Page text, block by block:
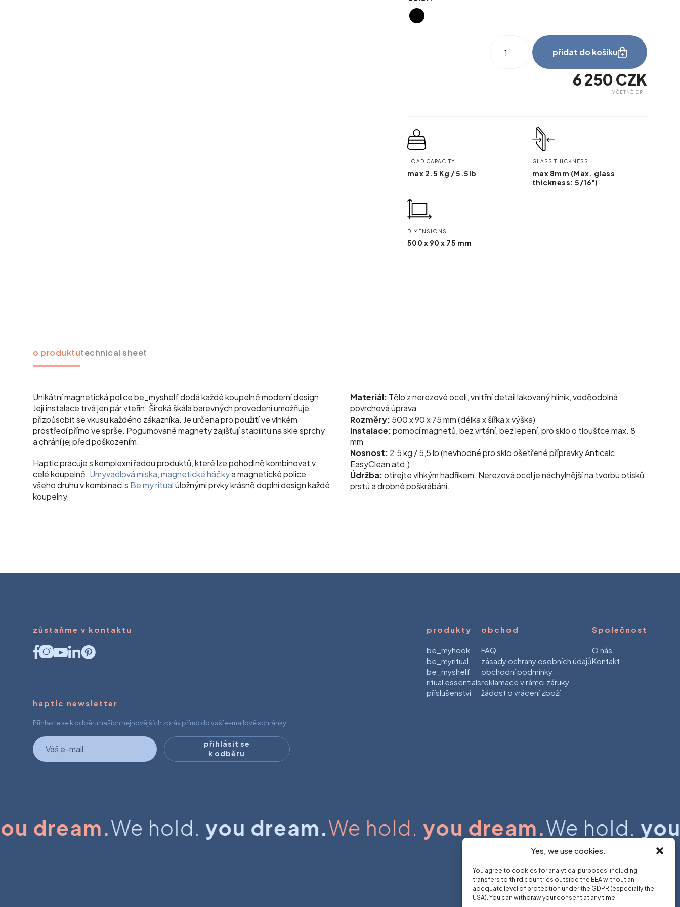
Yes, we use cookies.
You agree to cookies for analytical purposes, including
transfers to third countries outside the EEA without an
adequate level of protection under the GDPR (especially the
USA). You can withdraw your consent at any time.
be_myshelf_500-
stainless
přidat do košíku
6 250 CZK
VČETNĚ DPH
LOAD CAPACITY
max 2.5 Kg / 5.5lb
GLASS THICKNESS
max 8mm (Max. glass
thickness: 5/16")
DIMENSIONS
500 x 90 x 75 mm
o produktutechnical sheet
Unikátní magnetická police be_myshelf dodá každé koupelně moderní design.
Její instalace trvá jen pár vteřin. Široká škála barevných provedení umožňuje
přizpůsobit se vkusu každého zákazníka. Je určena pro použití ve vlhkém
prostředí přímo ve sprše. Pogumované magnety zajišťují stabilitu na skle sprchy
a chrání jej před poškozením.
Haptic pracuje s komplexní řadou produktů, které lze pohodlně kombinovat v
celé koupelně. Umyvadlová miska,magnetické háčkya magnetické police
všeho druhu v kombinaci s Be my ritualúložnými prvky krásně doplní design každé
koupelny.
Materiál: Tělo z nerezové oceli, vnitřní detail lakovaný hliník, voděodolná
povrchová úprava
Rozměry: 500 x 90 x 75 mm (délka x šířka x výška)
Instalace:pomocí magnetů, bez vrtání, bez lepení, pro sklo o tloušťce max. 8
mm
Nosnost: 2,5 kg / 5,5 lb (nevhodné pro sklo ošetřené přípravky Anticalc,
EasyClean atd.)
Údržba:otírejte vlhkým hadříkem. Nerezová ocel je náchylnější na tvorbu otisků
prstů a drobné poškrábání.
zůstaňme v kontaktu
haptic newsletter
Přihlaste se k odběru našich nejnovějších zpráv přímo do vaší e-mailové schránky!
newsletter
přihlásit se
k odběru
produkty
be_myhook
be_myritual
be_myshelf
ritual essentials
příslušenství
obchod
FAQ
zásady ochrany osobních údajů
obchodní podmínky
reklamace v rámci záruky
žádost o vrácení zboží
Společnost
O nás
Kontakt
dream.We hold.you dream.We hold.you dream.We hold.you